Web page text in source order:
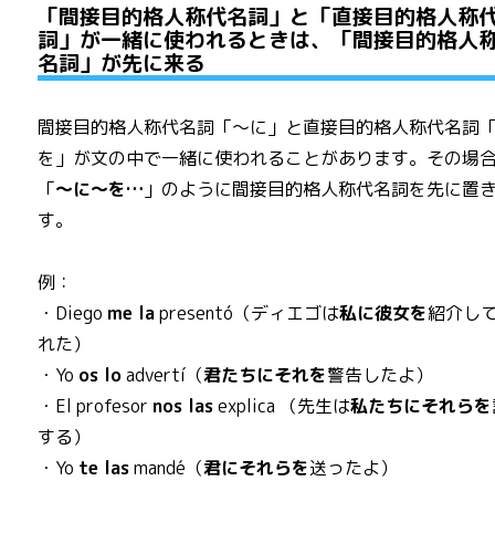
「間接目的格人称代名詞」と「直接目的格人称
詞」が一緒に使われるときは、「間接目的格人
名詞」が先に来る
間接目的格人称代名詞「～に」と直接目的格人称代名詞
を」が文の中で一緒に使われることがあります。その場
「～に～を… 」のように間接目的格人称代名詞を先に置
す。
例：
・Diego me lapresentó（ディエゴは私に彼女を紹介し
れた）
・Yo os loadvertí（君たちにそれを警告したよ）
・El profesor nos lasexplica （先生は私たちにそれらを
する）
・Yo te lasmandé（君にそれらを送ったよ）